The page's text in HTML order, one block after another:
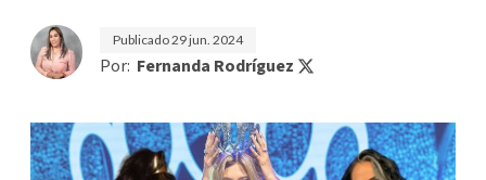
Publicado29 jun. 2024
Por: Fernanda Rodríguez